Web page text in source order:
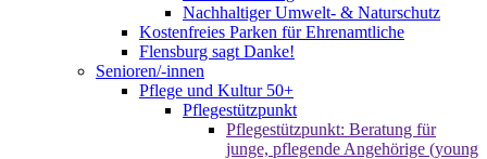
Nachhaltiger Umwelt- & Naturschutz
Kostenfreies Parken für Ehrenamtliche
Flensburg sagt Danke!
Senioren/-innen
Pflege und Kultur 50+
Pflegestützpunkt
Pflegestützpunkt: Beratung für
junge, pflegende Angehörige (young